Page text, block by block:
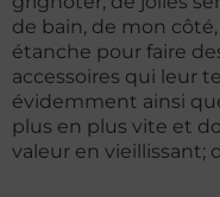
de bain, de mon
étanche pour faire
accessoires qui leur
évidemment ainsi
plus en plus vite et
valeur en vieillissant;